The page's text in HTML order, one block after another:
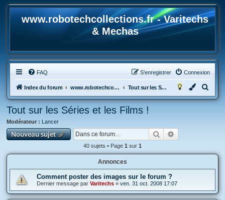
www.robotechcollections.fr - Varitechs
& Mechas
FAQ Connexion
S’enregistrer
Index du forum www.robotechcollections.fr - Robotech & Macross Toys French Forum !!! Tout sur les Séries et les Films !
e
h
r
Tout sur les Séries et les Films !
Modérateur : Lancer
Nouveau sujet Rechercher
40 sujets • Page 1 sur 1
Annonces
Comment poster des images sur le forum ?
Dernier message par Varitechs « ven. 31 oct. 2008 17:07